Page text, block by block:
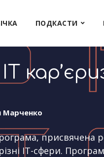
ПОДКАСТИ
Марченко
присвячена
IT-сфери.